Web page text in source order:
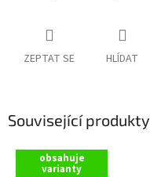
ZEPTAT SE HLÍDAT
Související produkty
obsahuje
varianty